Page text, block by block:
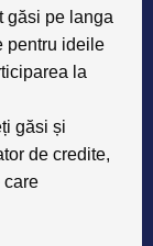
găsi pe langa
pentru ideile
la
găsi și
de credite,
care